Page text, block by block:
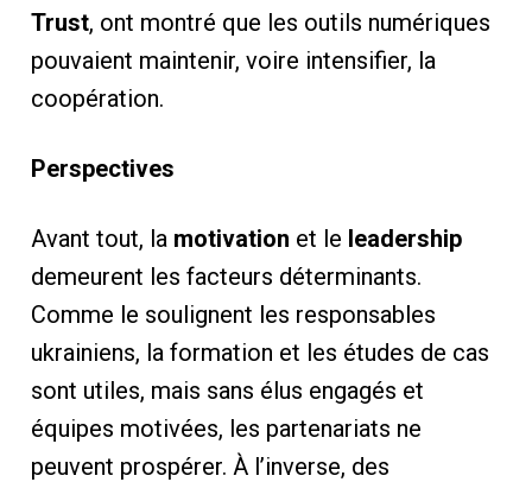
Trust, ont montré que les outils numériques
pouvaient maintenir, voire intensifier, la
coopération.
Perspectives
Avant tout, la motivation et le leadership
demeurent les facteurs déterminants.
Comme le soulignent les responsables
ukrainiens, la formation et les études de cas
sont utiles, mais sans élus engagés et
équipes motivées, les partenariats ne
peuvent prospérer. À l’inverse, des